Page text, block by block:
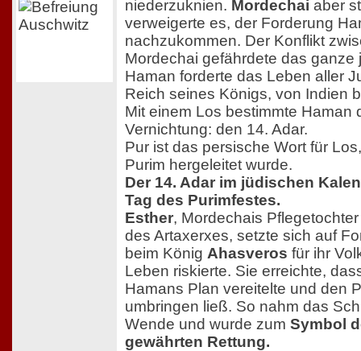
niederzuknien. Mordechai aber
verweigerte es, der Forderung
nachzukommen. Der Konflikt
Mordechai gefährdete das ganze
Haman forderte das Leben aller
Reich seines Königs, von Indien
Mit einem Los bestimmte Haman
Vernichtung: den 14. Adar.
Pur ist das persische Wort für
Purim hergeleitet wurde.
Der 14. Adar im jüdischen
Tag des Purimfestes.
Esther, Mordechais
des Artaxerxes, setzte sich auf
beim König Ahasveros für ihr
Leben riskierte. Sie erreichte,
Hamans Plan vereitelte und den
umbringen ließ. So nahm das
Wende und wurde zum Symbol
gewährten Rettung.